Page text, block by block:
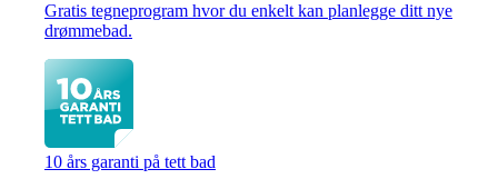
Gratis tegneprogram hvor du enkelt kan planlegge ditt nye
drømmebad.
10 års garanti på tett bad